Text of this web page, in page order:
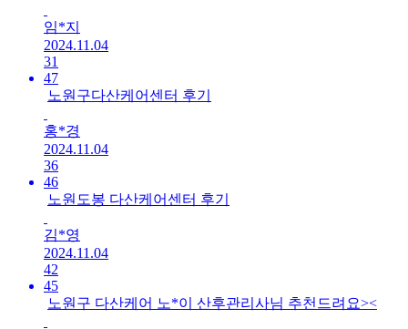
임*지
2024.11.04
31
47
노원구다산케어센터 후기
홍*경
2024.11.04
36
46
노원도봉 다산케어센터 후기
김*영
2024.11.04
42
45
노원구 다산케어 노*이 산후관리사님 추천드려요><